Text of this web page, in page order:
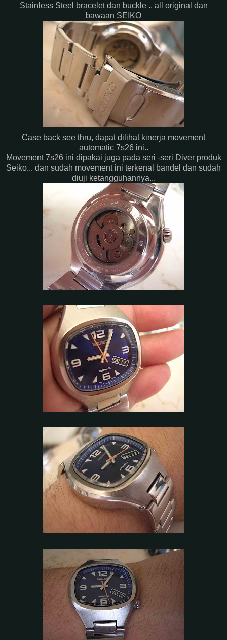
Stainless Steel bracelet dan buckle .. all original dan
bawaan SEIKO
Case back see thru, dapat dilihat kinerja movement
automatic 7s26 ini..
Movement 7s26 ini dipakai juga pada seri -seri Diver produk
Seiko... dan sudah movement ini terkenal bandel dan sudah
diuji ketangguhannya...